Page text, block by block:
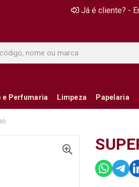
Já é cliente? -
e Perfumaria Limpeza Papelaria